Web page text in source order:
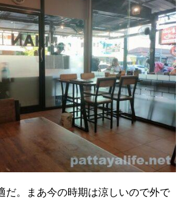
だ。まあ今の時期は涼しいので外で